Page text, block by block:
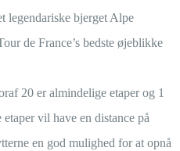
legendariske bjerget Alpe
de France’s bedste øjeblikke
20 er almindelige etaper og 1
vil have en distance på
en god mulighed for at opnå